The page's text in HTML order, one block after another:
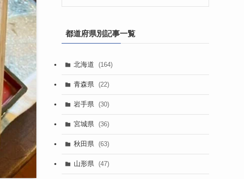
都道府県別記事一覧
北海道 (164)
青森県 (22)
岩手県 (30)
宮城県 (36)
秋田県 (63)
山形県 (47)